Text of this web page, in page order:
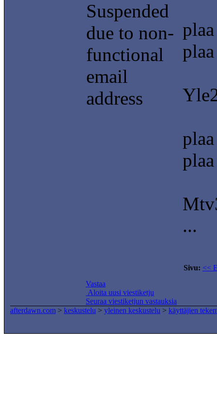
Suspended
due to non-
functional
email
address
...
Sivu: <<
Vastaa
Aloita uusi viestiketju
Seuraa viestiketjun vastauksia
afterdawn.com > keskustelu > yleinen keskustelu > käyttäjien